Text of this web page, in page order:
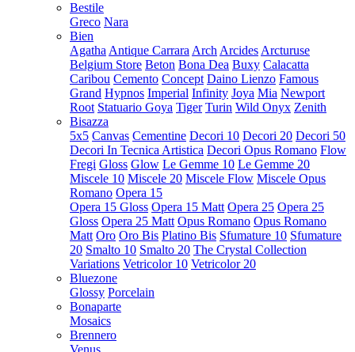
Bestile
Greco Nara
Bien
Agatha Antique Carrara Arch Arcides Arcturuse
Belgium Store Beton Bona Dea Buxy Calacatta
Caribou Cemento Concept Daino Lienzo Famous
Grand Hypnos Imperial Infinity Joya Mia Newport
Root Statuario Goya Tiger Turin Wild Onyx Zenith
Bisazza
5x5 Canvas Cementine Decori 10 Decori 20 Decori 50
Decori In Tecnica Artistica Decori Opus Romano Flow
Fregi Gloss Glow Le Gemme 10 Le Gemme 20
Miscele 10 Miscele 20 Miscele Flow Miscele Opus
Romano Opera 15
Opera 15 Gloss Opera 15 Matt Opera 25 Opera 25
Gloss Opera 25 Matt Opus Romano Opus Romano
Matt Oro Oro Bis Platino Bis Sfumature 10 Sfumature
20 Smalto 10 Smalto 20 The Crystal Collection
Variations Vetricolor 10 Vetricolor 20
Bluezone
Glossy Porcelain
Bonaparte
Mosaics
Brennero